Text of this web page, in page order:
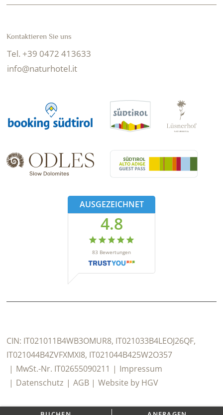
Kontaktieren Sie uns
Tel. +39 0472 413633
info@naturhotel.it
AUSGEZEICHNET
4.8
83 Bewertungen
CIN: IT021011B4WB3OMUR8, IT021033B4LEOJ26QF,
IT021044B4ZVFXMXI8, IT021044B425W2O357
MwSt.-Nr. IT02655090211
Impressum
Datenschutz
AGB Website by HGV